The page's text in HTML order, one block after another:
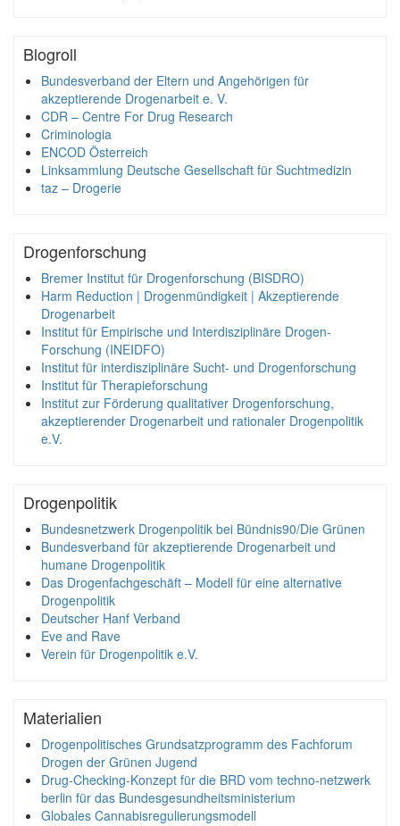
Blogroll
Bundesverband der Eltern und Angehörigen für
akzeptierende Drogenarbeit e. V.
CDR – Centre For Drug Research
Criminologia
ENCOD Österreich
Linksammlung Deutsche Gesellschaft für Suchtmedizin
taz – Drogerie
Drogenforschung
Bremer Institut für Drogenforschung (BISDRO)
Harm Reduction | Drogenmündigkeit | Akzeptierende
Drogenarbeit
Institut für Empirische und Interdisziplinäre Drogen-
Forschung (INEIDFO)
Institut für interdisziplinäre Sucht- und Drogenforschung
Institut für Therapieforschung
Institut zur Förderung qualitativer Drogenforschung,
akzeptierender Drogenarbeit und rationaler Drogenpolitik
e.V.
Drogenpolitik
Bundesnetzwerk Drogenpolitik bei Bündnis90/Die Grünen
Bundesverband für akzeptierende Drogenarbeit und
humane Drogenpolitik
Das Drogenfachgeschäft – Modell für eine alternative
Drogenpolitik
Deutscher Hanf Verband
Eve and Rave
Verein für Drogenpolitik e.V.
Materialien
Drogenpolitisches Grundsatzprogramm des Fachforum
Drogen der Grünen Jugend
Drug-Checking-Konzept für die BRD vom techno-netzwerk
berlin für das Bundesgesundheitsministerium
Globales Cannabisregulierungsmodell